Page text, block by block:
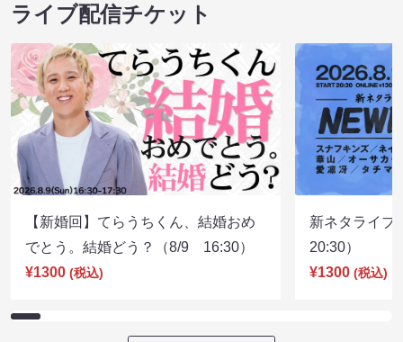
ライブ配信チケット
【新婚回】てらうちくん、結婚おめ
でとう。結婚どう？（8/9 16:30）
¥1300 (税込)
新ネタライ
20:30）
¥1300 (税込)